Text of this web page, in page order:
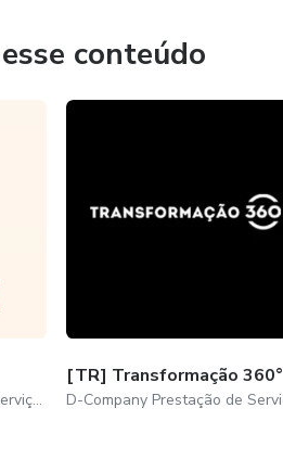
conteúdo
D-Company Prestação de Serviços e Publicidade LTDA
[TR] Transformação 360°